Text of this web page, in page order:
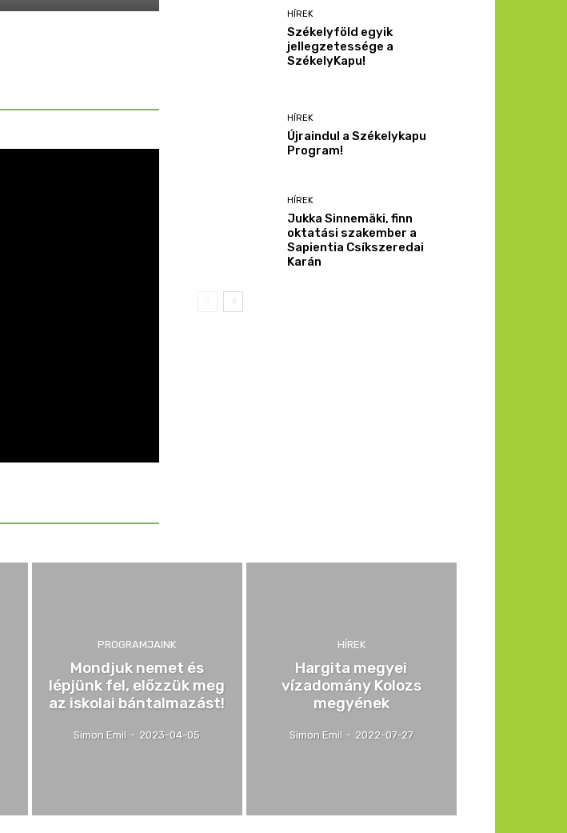
HÍREK
Székelyföld egyik
jellegzetessége a
SzékelyKapu!
HÍREK
Újraindul a Székelykapu
Program!
HÍREK
Jukka Sinnemäki, finn
oktatási szakember a
Sapientia Csíkszeredai
Karán
PROGRAMJAINK
Mondjuk nemet és
lépjünk fel, előzzük meg
az iskolai bántalmazást!
Simon Emil - 2023-04-05
HÍREK
Hargita megyei
vízadomány Kolozs
megyének
Simon Emil - 2022-07-27